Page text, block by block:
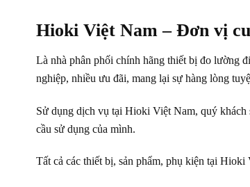
Hioki Việt Nam – Đơn vị
Là nhà phân phối chính hãng thiết bị đo lường
nghiệp, nhiều ưu đãi, mang lại sự hàng lòng
Sử dụng dịch vụ tại Hioki Việt Nam, quý
cầu sử dụng của mình.
Tất cả các thiết bị, sản phẩm, phụ kiện tại